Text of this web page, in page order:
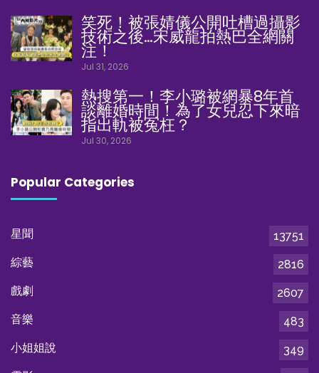
笑死！被張婧儀公開吐槽過攝影
技術之後…宋威龍拍熱巴全網關
注！
Jul 31, 2026
熱搜第一！李小璐被網暴8年首
談離婚時間！為了女兒忍下來暗
指出軌被冤枉？
Jul 30, 2026
Popular Categories
星聞
13751
綜藝
2816
戲劇
2607
音樂
483
小姐姐說
349